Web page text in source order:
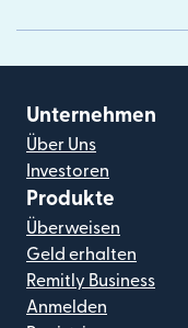
Unternehmen
Über Uns
Investoren
Produkte
Überweisen
Geld erhalten
Remitly Business
Anmelden